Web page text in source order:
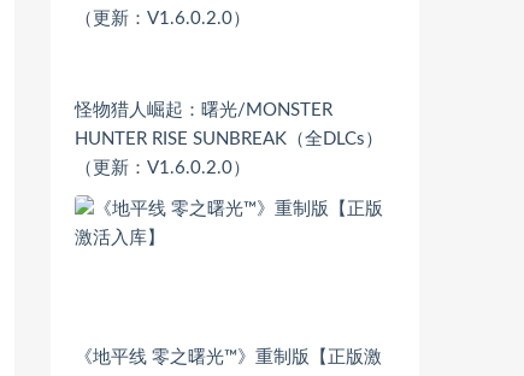
怪物猎人崛起：曙光/MONSTER
HUNTER RISE SUNBREAK（全DLCs）
（更新：V1.6.0.2.0）
《地平线 零之曙光™》重制版【正版激